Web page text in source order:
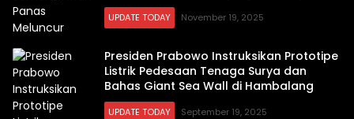
UPDATE TODAY November 19, 2025
Presiden Prabowo Instruksikan Prototipe
Listrik Pedesaan Tenaga Surya dan
Bahas Giant Sea Wall di Hambalang
UPDATE TODAY September 19, 2025